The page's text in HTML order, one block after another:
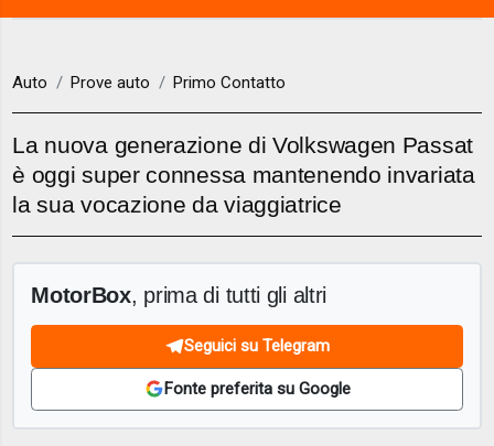
e
o
Auto Prove auto Primo Contatto
La nuova generazione di Volkswagen Passat
è oggi super connessa mantenendo invariata
la sua vocazione da viaggiatrice
MotorBox, prima di tutti gli altri
Seguici su Telegram
Fonte preferita su Google